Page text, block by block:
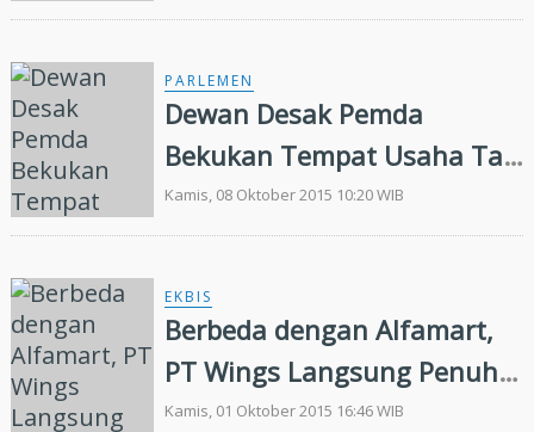
Kerinci
PARLEMEN
Dewan Desak Pemda
Bekukan Tempat Usaha Tak
Kantongi Izin
Kamis, 08 Oktober 2015 10:20 WIB
EKBIS
Berbeda dengan Alfamart,
PT Wings Langsung Penuhi
Panggilan Satpol PP
Kamis, 01 Oktober 2015 16:46 WIB